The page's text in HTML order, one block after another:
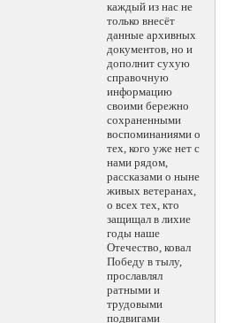
каждый из нас не
только внесёт
данные архивных
документов, но и
дополнит сухую
справочную
информацию
своими бережно
сохраненными
воспоминаниями о
тех, кого уже нет с
нами рядом,
рассказами о ныне
живых ветеранах,
о всех тех, кто
защищал в лихие
годы наше
Отечество, ковал
Победу в тылу,
прославлял
ратными и
трудовыми
подвигами